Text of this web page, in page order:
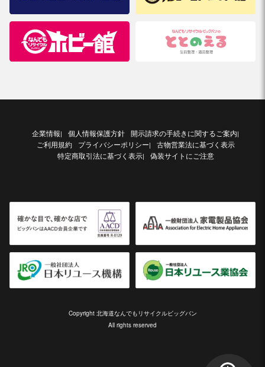
企業情報| 個人情報保護方針 開示請求の手続きに関するご案内|
ご利用規約 プライバシーポリシー|
古物営業法に基づく表示
特定商取引法に基づく表示| 偽装サイトにご注意
Copyright 北海道なんでもリサイクルビッグバン
All rights reserved